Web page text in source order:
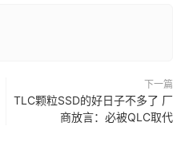
下一篇
TLC颗粒SSD的好日子不多了 厂
商放言：必被QLC取代